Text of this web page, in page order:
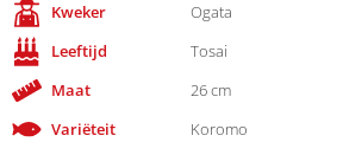
Kweker
Ogata
Leeftijd
Tosai
Maat
26 cm
Variëteit
Koromo